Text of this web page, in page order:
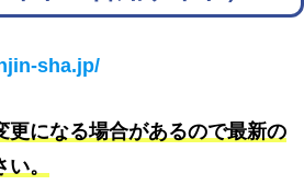
sha.jp/
になる場合があるので最新の
。